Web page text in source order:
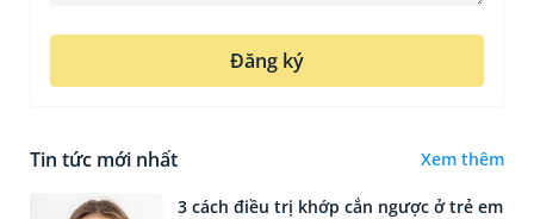
Đăng ký
Tin tức mới nhất Xem thêm
3 cách điều trị khớp cắn ngược ở trẻ em